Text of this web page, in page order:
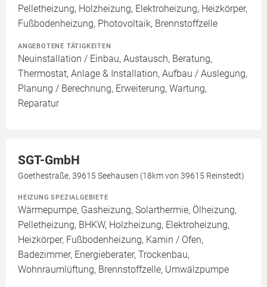
Pelletheizung, Holzheizung, Elektroheizung, Heizkörper,
Fußbodenheizung, Photovoltaik, Brennstoffzelle
ANGEBOTENE TÄTIGKEITEN
Neuinstallation / Einbau, Austausch, Beratung,
Thermostat, Anlage & Installation, Aufbau / Auslegung,
Planung / Berechnung, Erweiterung, Wartung,
Reparatur
SGT-GmbH
Goethestraße, 39615 Seehausen (18km von 39615 Reinstedt)
HEIZUNG SPEZIALGEBIETE
Wärmepumpe, Gasheizung, Solarthermie, Ölheizung,
Pelletheizung, BHKW, Holzheizung, Elektroheizung,
Heizkörper, Fußbodenheizung, Kamin / Ofen,
Badezimmer, Energieberater, Trockenbau,
Wohnraumlüftung, Brennstoffzelle, Umwälzpumpe